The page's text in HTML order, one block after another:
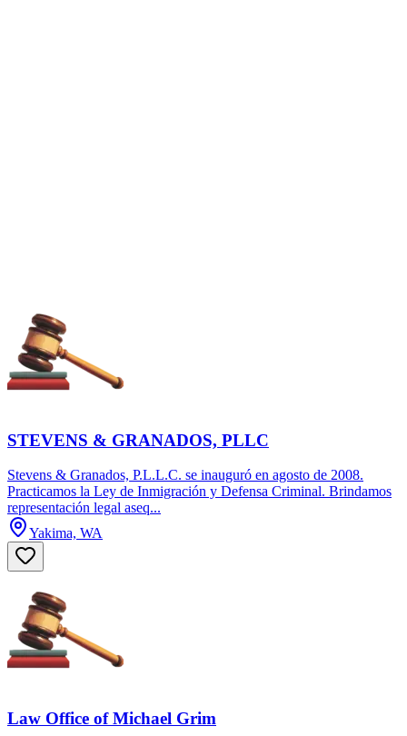
STEVENS & GRANADOS, PLLC
Stevens & Granados, P.L.L.C. se inauguró en agosto de 2008.
Practicamos la Ley de Inmigración y Defensa Criminal. Brindamos
representación legal aseq...
Yakima, WA
Law Office of Michael Grim